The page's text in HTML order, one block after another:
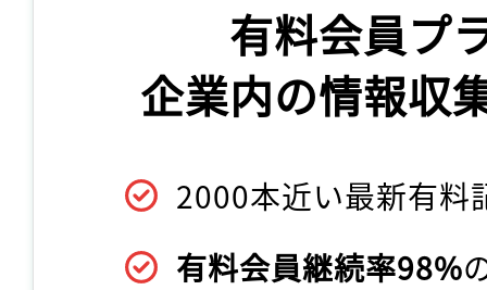
有料会員プ
企業内の情報収
2000本近い最新有料
有料会員継続率98%